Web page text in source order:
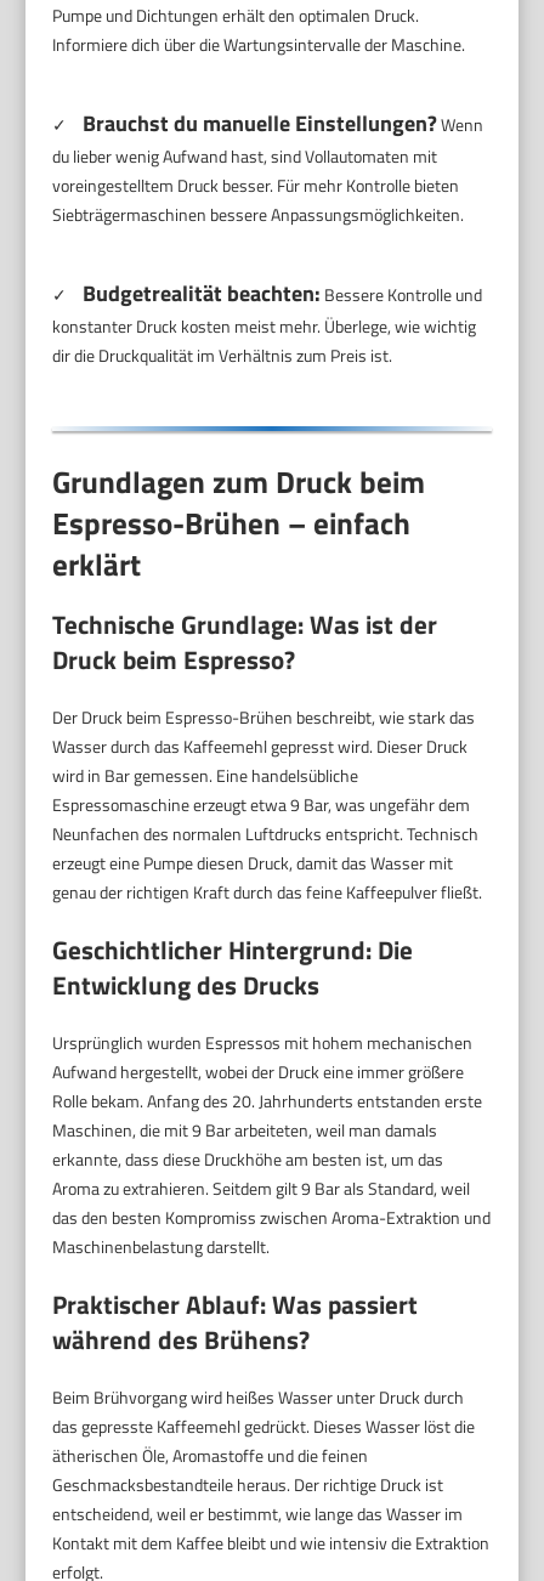
Pumpe und Dichtungen erhält den optimalen Druck.
Informiere dich über die Wartungsintervalle der Maschine.
✓ Brauchst du manuelle Einstellungen?Wenn
du lieber wenig Aufwand hast, sind Vollautomaten mit
voreingestelltem Druck besser. Für mehr Kontrolle bieten
Siebträgermaschinen bessere Anpassungsmöglichkeiten.
✓ Budgetrealität beachten: Bessere Kontrolle und
konstanter Druck kosten meist mehr. Überlege, wie wichtig
dir die Druckqualität im Verhältnis zum Preis ist.
Grundlagen zum Druck beim
Espresso-Brühen – einfach
erklärt
Technische Grundlage: Was ist der
Druck beim Espresso?
Der Druck beim Espresso-Brühen beschreibt, wie stark das
Wasser durch das Kaffeemehl gepresst wird. Dieser Druck
wird in Bar gemessen. Eine handelsübliche
Espressomaschine erzeugt etwa 9 Bar, was ungefähr dem
Neunfachen des normalen Luftdrucks entspricht. Technisch
erzeugt eine Pumpe diesen Druck, damit das Wasser mit
genau der richtigen Kraft durch das feine Kaffeepulver fließt.
Geschichtlicher Hintergrund: Die
Entwicklung des Drucks
Ursprünglich wurden Espressos mit hohem mechanischen
Aufwand hergestellt, wobei der Druck eine immer größere
Rolle bekam. Anfang des 20. Jahrhunderts entstanden erste
Maschinen, die mit 9 Bar arbeiteten, weil man damals
erkannte, dass diese Druckhöhe am besten ist, um das
Aroma zu extrahieren. Seitdem gilt 9 Bar als Standard, weil
das den besten Kompromiss zwischen Aroma-Extraktion und
Maschinenbelastung darstellt.
Praktischer Ablauf: Was passiert
während des Brühens?
Beim Brühvorgang wird heißes Wasser unter Druck durch
das gepresste Kaffeemehl gedrückt. Dieses Wasser löst die
ätherischen Öle, Aromastoffe und die feinen
Geschmacksbestandteile heraus. Der richtige Druck ist
entscheidend, weil er bestimmt, wie lange das Wasser im
Kontakt mit dem Kaffee bleibt und wie intensiv die Extraktion
erfolgt.